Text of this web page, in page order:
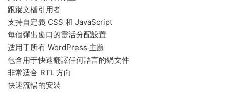
跟蹤文檔引用者
支持自定義 CSS 和 JavaScript
每個彈出窗口的靈活分配設置
适用于所有 WordPress 主題
包含用于快速翻譯任何語言的鍋文件
非常适合 RTL 方向
快速流暢的安裝